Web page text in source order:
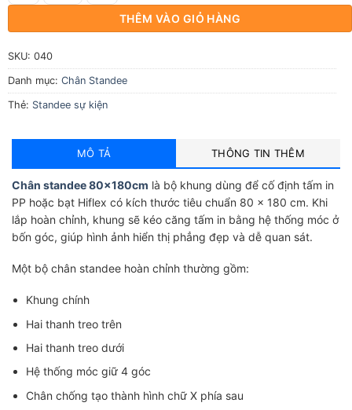
THÊM VÀO GIỎ HÀNG
SKU: 040
Danh mục: Chân Standee
Thẻ: Standee sự kiện
MÔ TẢ THÔNG TIN THÊM
Chân standee 80x180cm là bộ khung dùng để cố định tấm in
PP hoặc bạt Hiflex có kích thước tiêu chuẩn 80 × 180 cm. Khi
lắp hoàn chỉnh, khung sẽ kéo căng tấm in bằng hệ thống móc ở
bốn góc, giúp hình ảnh hiển thị phẳng đẹp và dễ quan sát.
Một bộ chân standee hoàn chỉnh thường gồm:
Khung chính
Hai thanh treo trên
Hai thanh treo dưới
Hệ thống móc giữ 4 góc
Chân chống tạo thành hình chữ X phía sau